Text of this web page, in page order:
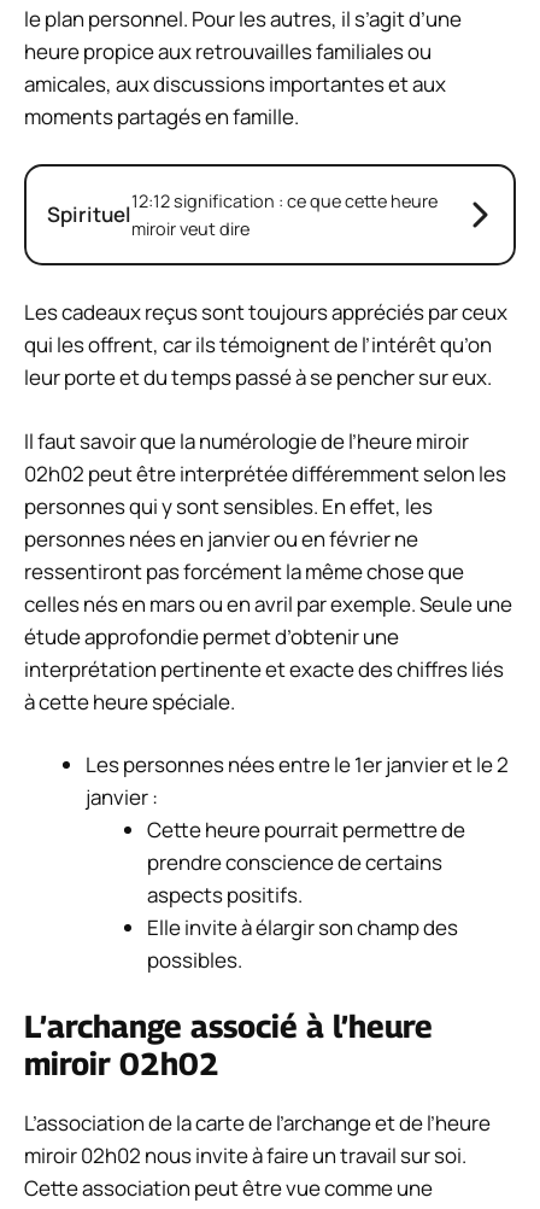
le plan personnel. Pour les autres, il s’agit d’une
heure propice aux retrouvailles familiales ou
amicales, aux discussions importantes et aux
moments partagés en famille.
Spirituel12:12 signification : ce que cette heure
miroir veut dire
Les cadeaux reçus sont toujours appréciés par ceux
qui les offrent, car ils témoignent de l’intérêt qu’on
leur porte et du temps passé à se pencher sur eux.
Il faut savoir que la numérologie de l’heure miroir
02h02 peut être interprétée différemment selon les
personnes qui y sont sensibles. En effet, les
personnes nées en janvier ou en février ne
ressentiront pas forcément la même chose que
celles nés en mars ou en avril par exemple. Seule une
étude approfondie permet d’obtenir une
interprétation pertinente et exacte des chiffres liés
à cette heure spéciale.
Les personnes nées entre le 1er janvier et le 2
janvier :
Cette heure pourrait permettre de
prendre conscience de certains
aspects positifs.
Elle invite à élargir son champ des
possibles.
L’archange associé à l’heure
miroir 02h02
L’association de la carte de l’archange et de l’heure
miroir 02h02 nous invite à faire un travail sur soi.
Cette association peut être vue comme une